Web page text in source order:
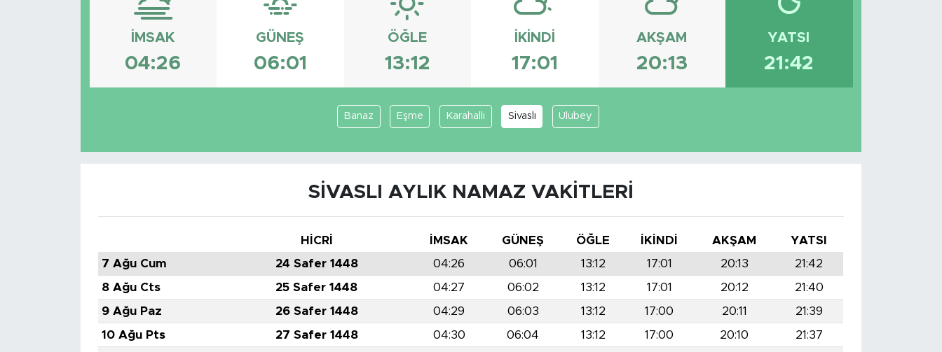
İMSAK
04:26
GÜNEŞ
06:01
ÖĞLE
13:12
İKINDI
17:01
AKŞAM
20:13
YATSI
21:42
Banaz Eşme Karahallı Sivaslı Ulubey
SIVASLI AYLIK NAMAZ VAKITLERI
HİCRİ İMSAK GÜNEŞ ÖĞLE İKINDI AKŞAM
YATSI
7 Ağu Cum
24 Safer 1448 04:26 06:01 13:12 17:01 20:13
21:42
8 Ağu Cts
25 Safer 1448 04:27 06:02 13:12 17:01 20:12
21:40
9 Ağu Paz
26 Safer 1448 04:29 06:03 13:12 17:00 20:11
21:39
10 Ağu Pts
27 Safer 1448 04:30 06:04 13:12 17:00 20:10
21:37